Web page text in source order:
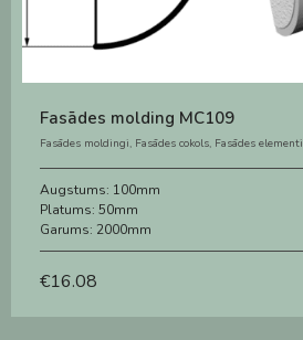
Fasādes molding MC109
Fasādes moldingi, Fasādes cokols, Fasādes elementi
Augstums: 100mm
Platums: 50mm
Garums: 2000mm
€16.08